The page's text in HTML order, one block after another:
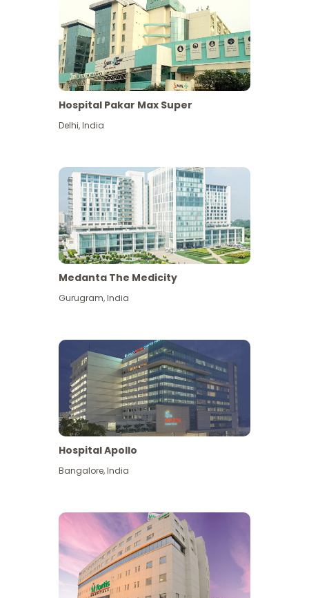
Hospital Pakar Max Super
Delhi,India
Medanta The Medicity
Gurugram,India
Hospital Apollo
Bangalore,India